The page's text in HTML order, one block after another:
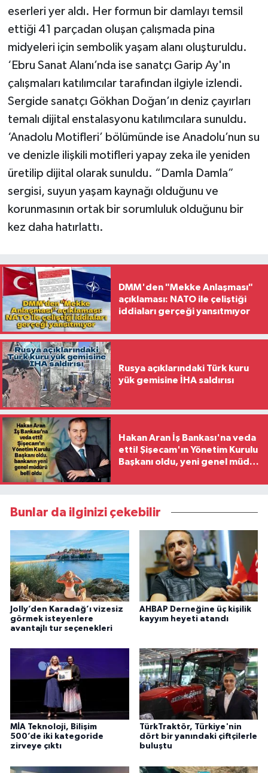
eserleri yer aldı. Her formun bir damlayı temsil
ettiği 41 parçadan oluşan çalışmada pina
midyeleri için sembolik yaşam alanı oluşturuldu.
‘Ebru Sanat Alanı’nda ise sanatçı Garip Ay'ın
çalışmaları katılımcılar tarafından ilgiyle izlendi.
Sergide sanatçı Gökhan Doğan’ın deniz çayırları
temalı dijital enstalasyonu katılımcılara sunuldu.
‘Anadolu Motifleri’ bölümünde ise Anadolu’nun su
ve denizle ilişkili motifleri yapay zeka ile yeniden
üretilip dijital olarak sunuldu. “Damla Damla”
sergisi, suyun yaşam kaynağı olduğunu ve
korunmasının ortak bir sorumluluk olduğunu bir
kez daha hatırlattı.
DMM'den "Mekke Anlaşması"
açıklaması: NATO ile çeliştiği
iddiaları gerçeği yansıtmıyor
Rusya açıklarındaki Türk kuru
yük gemisine İHA saldırısı
Hakan Aran İş Bankası'na veda
etti! Şişecam'ın Yönetim Kurulu
Başkanı oldu, yeni genel müdür
Bunlar da ilginizi çekebilir
Jolly’den Karadağ’ı vizesiz
görmek isteyenlere
avantajlı tur seçenekleri
AHBAP Derneğine üç kişilik
kayyım heyeti atandı
MİA Teknoloji, Bilişim
500’de iki kategoride
zirveye çıktı
TürkTraktör, Türkiye'nin
dört bir yanındaki çiftçilerle
buluştu